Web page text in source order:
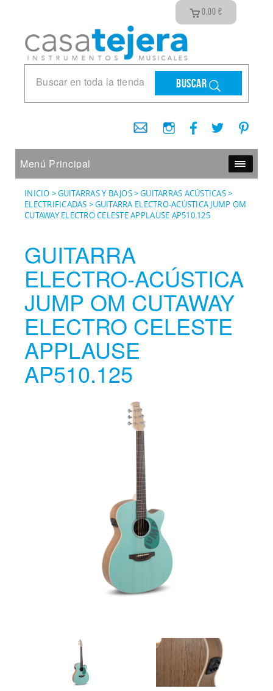
0,00 €
Buscar
Menú Principal
INICIO >GUITARRAS Y BAJOS>GUITARRAS ACÚSTICAS>
ELECTRIFICADAS >GUITARRA ELECTRO-ACÚSTICA JUMP OM
CUTAWAY ELECTRO CELESTE APPLAUSE AP510.125
GUITARRA
ELECTRO-ACÚSTICA
JUMP OM CUTAWAY
ELECTRO CELESTE
APPLAUSE
AP510.125